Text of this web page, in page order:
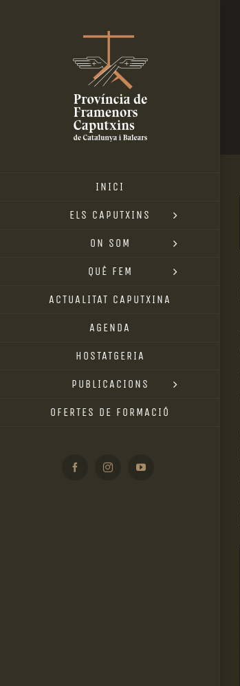
INICI
ELS CAPUTXINS
ON SOM
QUÈ FEM
ACTUALITAT CAPUTXINA
AGENDA
HOSTATGERIA
PUBLICACIONS
OFERTES DE FORMACIÓ
FacebookInstagramYouTube